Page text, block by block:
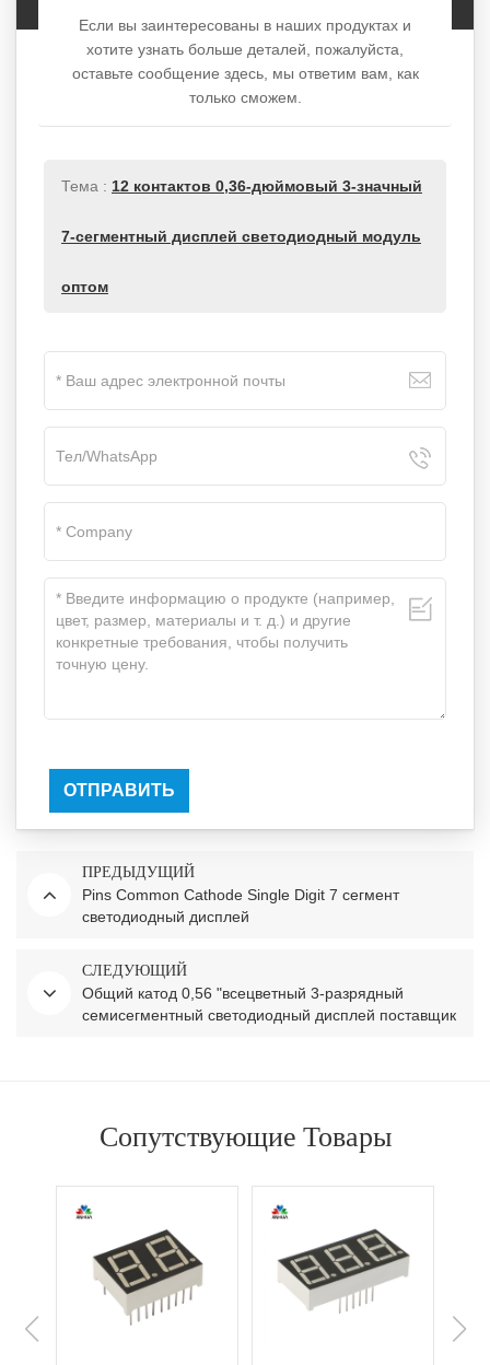
Если вы заинтересованы в наших продуктах и
хотите узнать больше деталей, пожалуйста,
оставьте сообщение здесь, мы ответим вам, как
только сможем.
Тема : 12 контактов 0,36-дюймовый 3-значный
7-сегментный дисплей светодиодный модуль
оптом
ОТПРАВИТЬ
ПРЕДЫДУЩИЙ
Pins Common Cathode Single Digit 7 сегмент
светодиодный дисплей
СЛЕДУЮЩИЙ
Общий катод 0,56 "всецветный 3-разрядный
семисегментный светодиодный дисплей поставщик
Сопутствующие Товары